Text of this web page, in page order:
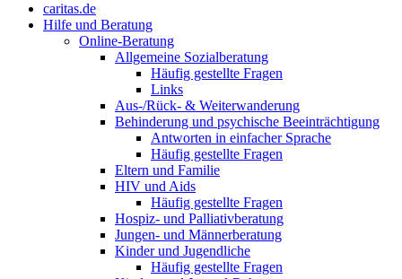
caritas.de
Hilfe und Beratung
Online-Beratung
Allgemeine Sozialberatung
Häufig gestellte Fragen
Links
Aus-/Rück- & Weiterwanderung
Behinderung und psychische Beeinträchtigung
Antworten in einfacher Sprache
Häufig gestellte Fragen
Eltern und Familie
HIV und Aids
Häufig gestellte Fragen
Hospiz- und Palliativberatung
Jungen- und Männerberatung
Kinder und Jugendliche
Häufig gestellte Fragen